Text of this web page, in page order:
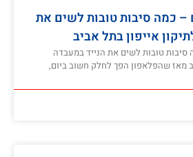
– כמה סיבות טובות לשים את
אייפון בתל אביב
טובות לשים את הנייד במעבדה
מאז שהפלאפון הפך לחלק חשוב ביום,